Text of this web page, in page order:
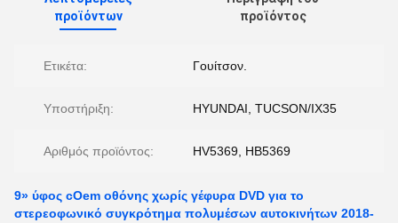
προϊόντων
προϊόντος
Ετικέτα: Γουίτσον.
Υποστήριξη: HYUNDAI, TUCSON/IX35
Αριθμός προϊόντος: HV5369, HB5369
9» ύφος cOem οθόνης χωρίς γέφυρα DVD για το
στερεοφωνικό συγκρότημα πολυμέσων αυτοκινήτων 2018-